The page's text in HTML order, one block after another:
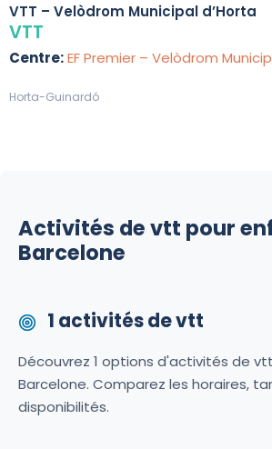
VTT – Velòdrom Municipal d’Horta
VTT
Centre:EF Premier – Velòdrom
Horta-Guinardó
Activités de vtt pour
Barcelone
1 activités de vtt
Découvrez 1 options d'activités de
Barcelone. Comparez les horaires,
disponibilités.